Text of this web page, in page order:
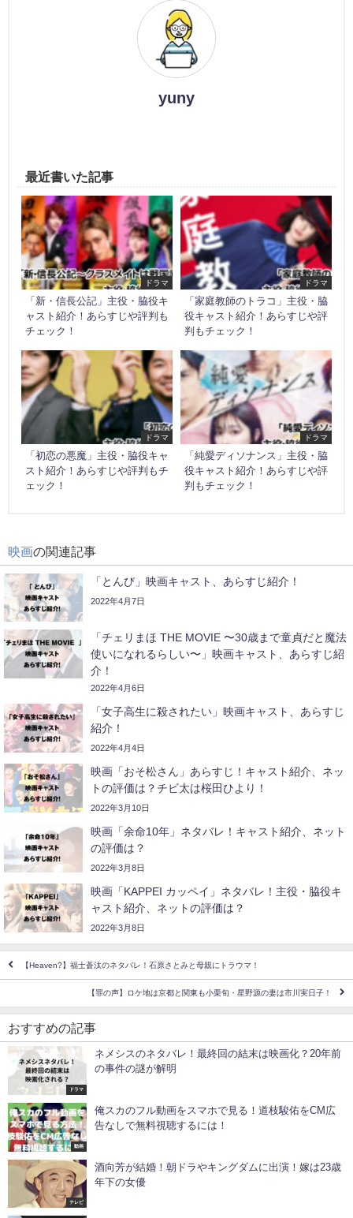
yuny
最近書いた記事
ドラマ
「新・信長公記」主役・脇役キ
ャスト紹介！あらすじや評判も
チェック！
ドラマ
「家庭教師のトラコ」主役・脇
役キャスト紹介！あらすじや評
判もチェック！
ドラマ
「初恋の悪魔」主役・脇役キャ
スト紹介！あらすじや評判もチ
ェック！
ドラマ
「純愛ディソナンス」主役・脇
役キャスト紹介！あらすじや評
判もチェック！
映画の関連記事
「とんび」映画キャスト、あらすじ紹介！
2022年4月7日
「チェリまほ THE MOVIE 〜30歳まで童貞だと魔法
使いになれるらしい〜」映画キャスト、あらすじ紹
介！
2022年4月6日
「女子高生に殺されたい」映画キャスト、あらすじ
紹介！
2022年4月4日
映画「おそ松さん」あらすじ！キャスト紹介、ネッ
トの評価は？チビ太は桜田ひより！
2022年3月10日
映画「余命10年」ネタバレ！キャスト紹介、ネット
の評価は？
2022年3月8日
映画「KAPPEI カッペイ」ネタバレ！主役・脇役キ
ャスト紹介、ネットの評価は？
2022年3月8日
【Heaven?】福士蒼汰のネタバレ！石原さとみと母親にトラウマ！
【罪の声】ロケ地は京都と関東も小栗旬・星野源の妻は市川実日子！
おすすめの記事
ドラマ
ネメシスのネタバレ！最終回の結末は映画化？20年前
の事件の謎が解明
動画
俺スカのフル動画をスマホで見る！道枝駿佑をCM広
告なしで無料視聴するには！
テレビ
酒向芳が結婚！朝ドラやキングダムに出演！嫁は23歳
年下の女優